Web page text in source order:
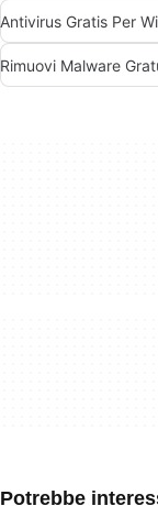
Antivirus Gratis Per
Rimuovi Malware
Potrebbe